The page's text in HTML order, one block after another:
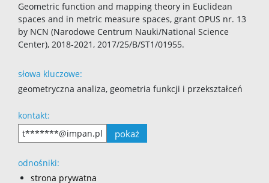
Geometric function and mapping theory in Euclidean
spaces and in metric measure spaces, grant OPUS nr. 13
by NCN (Narodowe Centrum Nauki/National Science
Center), 2018-2021, 2017/25/B/ST1/01955.
słowa kluczowe:
geometryczna analiza, geometria funkcji i przekształceń
kontakt:
t*******@impan.pl
pokaż
odnośniki:
strona prywatna